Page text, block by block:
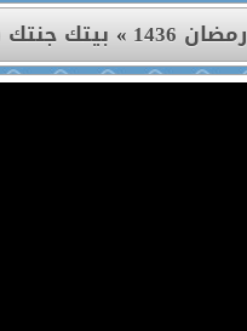
رمضان 1436 » بيتك جنتك